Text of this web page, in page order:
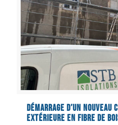
Démarrage d’un
extérieure en fibre de